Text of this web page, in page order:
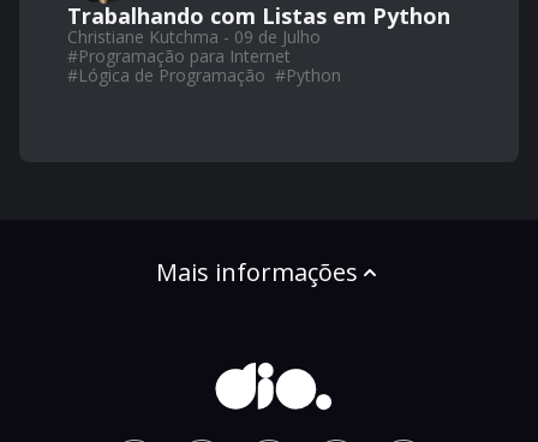
Trabalhando com Listas em Python
Christiane Kutchma - 09 de Julho
#Programação para Internet
#Lógica de Programação #Python
Mais informações